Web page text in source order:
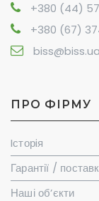
+380 (44)
+380 (67)
biss@biss.ua
ПРО ФІРМУ
Iсторiя
Гарантії /
Наші об’єкти